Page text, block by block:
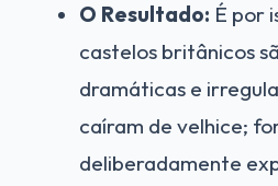
O Resultado: É por
castelos britânicos
dramáticas e
caíram de velhice;
deliberadamente